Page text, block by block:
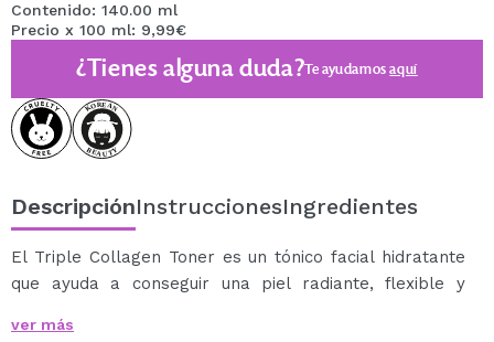
Contenido: 140.00 ml
Precio x 100 ml: 9,99€
¿Tienes alguna duda?Te ayudamosaquí
DescripciónInstruccionesIngredientes
El Triple Collagen Toner es un tónico facial hidratante
que ayuda a conseguir una piel radiante, flexible y
Su fórmula avanzada aporta colágeno y nutrientes
ver más